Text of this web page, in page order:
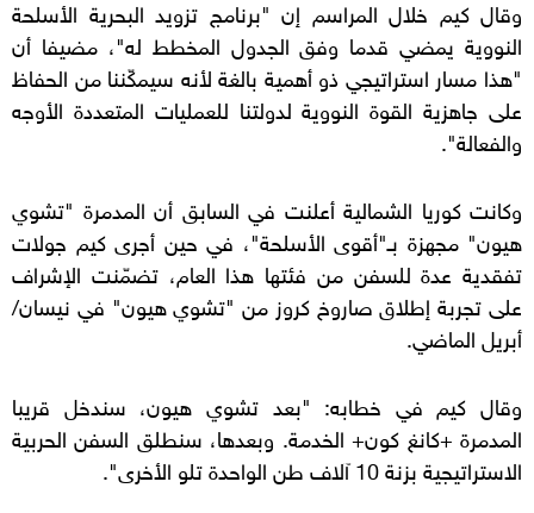
وقال كيم خلال المراسم إن "برنامج تزويد البحرية الأسلحة
النووية يمضي قدما وفق الجدول المخطط له"، مضيفا أن
"هذا مسار استراتيجي ذو أهمية بالغة لأنه سيمكّننا من الحفاظ
على جاهزية القوة النووية لدولتنا للعمليات المتعددة الأوجه
والفعالة".
وكانت كوريا الشمالية أعلنت في السابق أن المدمرة "تشوي
هيون" مجهزة بـ"أقوى الأسلحة"، في حين أجرى كيم جولات
تفقدية عدة للسفن من فئتها هذا العام، تضمّنت الإشراف
على تجربة إطلاق صاروخ كروز من "تشوي هيون" في نيسان/
أبريل الماضي.
وقال كيم في خطابه: "بعد تشوي هيون، سندخل قريبا
المدمرة +كانغ كون+ الخدمة. وبعدها، سنطلق السفن الحربية
الاستراتيجية بزنة 10 آلاف طن الواحدة تلو الأخرى".